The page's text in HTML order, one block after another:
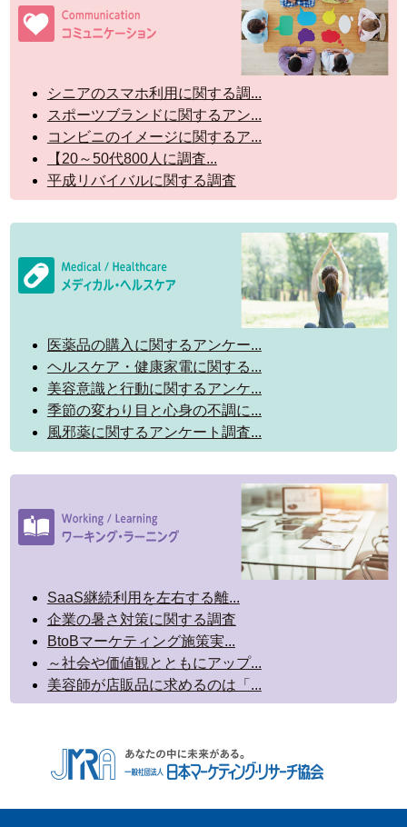
シニアのスマホ利用に関する調...
スポーツブランドに関するアン...
コンビニのイメージに関するア...
【20～50代800人に調査...
平成リバイバルに関する調査
医薬品の購入に関するアンケー...
ヘルスケア・健康家電に関する...
美容意識と行動に関するアンケ...
季節の変わり目と心身の不調に...
風邪薬に関するアンケート調査...
SaaS継続利用を左右する離...
企業の暑さ対策に関する調査
BtoBマーケティング施策実...
～社会や価値観とともにアップ...
美容師が店販品に求めるのは「...